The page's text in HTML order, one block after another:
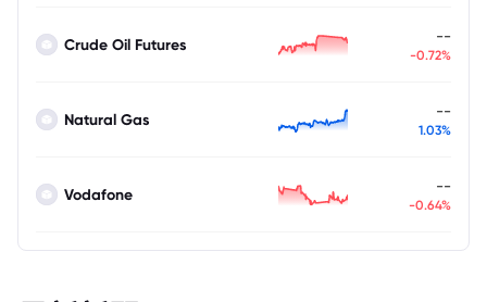
Crude Oil Futures --
-0.72%
Natural Gas --
1.03%
Vodafone --
-0.64%